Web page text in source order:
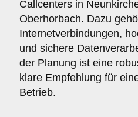
Callcenters in
Oberhorbach. Dazu
Internetverbindungen,
und sichere
der Planung ist eine
klare Empfehlung für
Betrieb.